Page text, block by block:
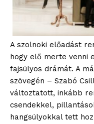
A szolnoki előadást
hogy elő merte venni
fajsúlyos drámát. A
szövegén – Szabó
változtatott, inkább
csendekkel,
hangsúlyokkal tett